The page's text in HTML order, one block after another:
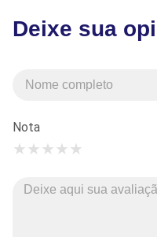
Deixe sua
Nota
★
★
★
★
★